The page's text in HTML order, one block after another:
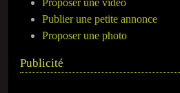
Proposer une vidéo
Publier une petite annonce
Proposer une photo
Publicité